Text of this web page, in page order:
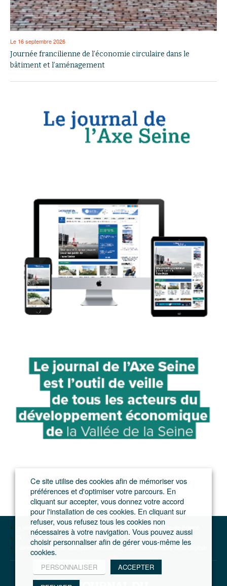
Le 16 septembre 2026
Journée francilienne de l’économie circulaire dans le
bâtiment et l’aménagement
Le journal du Grand Paris – L'actualité du développement de l'Ile-de-France
Fabriqué à Paris : un label pour valoriser les plus beaux produits de la Capitale
Ce site utilise des cookies afin de mémoriser vos
préférences et d'optimiser votre parcours. En
cliquant sur accepter, vous donnez votre accord
pour l'installation de ces cookies. En cliquant sur
refuser, vous refusez tous les cookies non
nécessaires à votre navigation. Vous pouvez aussi
choisir personnaliser afin de gérer vous-même les
cookies.
PERSONNALISER ACCEPTER